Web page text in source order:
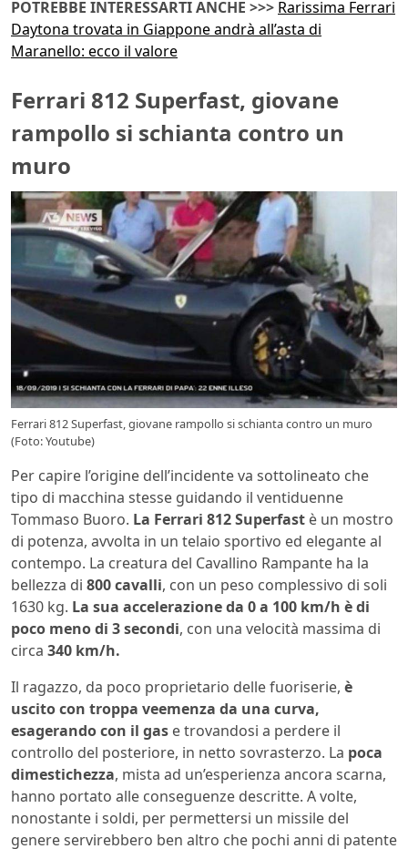
POTREBBE INTERESSARTI ANCHE >>> Rarissima Ferrari
Daytona trovata in Giappone andrà all’asta di
Maranello: ecco il valore
Ferrari 812 Superfast, giovane
rampollo si schianta contro un
muro
Ferrari 812 Superfast, giovane rampollo si schianta contro un muro
(Foto: Youtube)
Per capire l’origine dell’incidente va sottolineato che
tipo di macchina stesse guidando il ventiduenne
Tommaso Buoro. La Ferrari 812 Superfast è un mostro
di potenza, avvolta in un telaio sportivo ed elegante al
contempo. La creatura del Cavallino Rampante ha la
bellezza di 800 cavalli, con un peso complessivo di soli
1630 kg. La sua accelerazione da 0 a 100 km/h è di
poco meno di 3 secondi, con una velocità massima di
circa 340 km/h.
Il ragazzo, da poco proprietario delle fuoriserie, è
uscito con troppa veemenza da una curva,
esagerando con il gas e trovandosi a perdere il
controllo del posteriore, in netto sovrasterzo. La poca
dimestichezza, mista ad un’esperienza ancora scarna,
hanno portato alle conseguenze descritte. A volte,
nonostante i soldi, per permettersi un missile del
genere servirebbero ben altro che pochi anni di patente